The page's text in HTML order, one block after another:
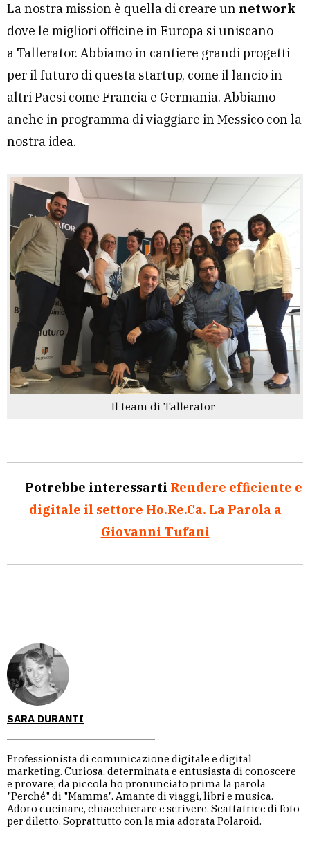
SARA DURANTI
Professionista di comunicazione digitale e digital
marketing. Curiosa, determinata e entusiasta di conoscere
e provare; da piccola ho pronunciato prima la parola
"Perché" di "Mamma". Amante di viaggi, libri e musica.
Adoro cucinare, chiacchierare e scrivere. Scattatrice di foto
per diletto. Soprattutto con la mia adorata Polaroid.
La nostra mission è quella di creare un network
dove le migliori officine in Europa si uniscano
a Tallerator. Abbiamo in cantiere grandi progetti
per il futuro di questa startup, come il lancio in
altri Paesi come Francia e Germania. Abbiamo
anche in programma di viaggiare in Messico con la
nostra idea.
Il team di Tallerator
Potrebbe interessarti Rendere efficiente e
digitale il settore Ho.Re.Ca. La Parola a
Giovanni Tufani